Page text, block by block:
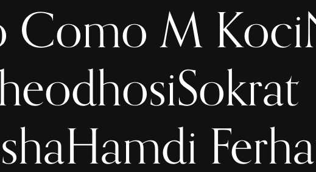
Como M